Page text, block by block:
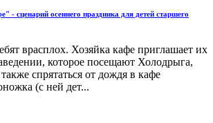
- сценарий осеннего праздника для детей старшего
врасплох. Хозяйка кафе приглашает их
которое посещают Холодрыга,
спрятаться от дождя в кафе
(с ней дет...